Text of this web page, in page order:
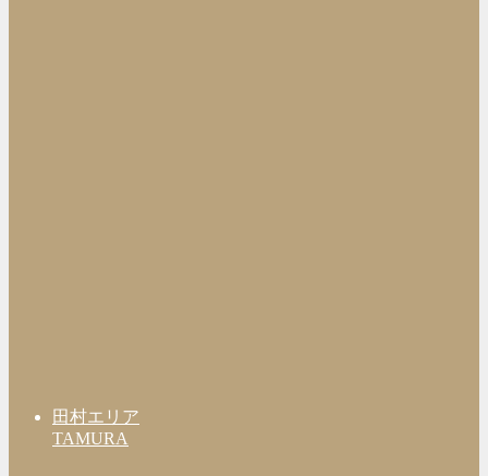
田村エリア
TAMURA